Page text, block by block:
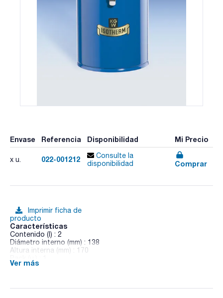
Envase Referencia Disponibilidad Mi Precio
x u. 022-001212
Consulte la
disponibilidad
Comprar
Imprimir ficha de
producto
Características
Contenido (l) : 2
Diámetro interno (mm) : 138
Altura interna (mm) : 170
Ver más